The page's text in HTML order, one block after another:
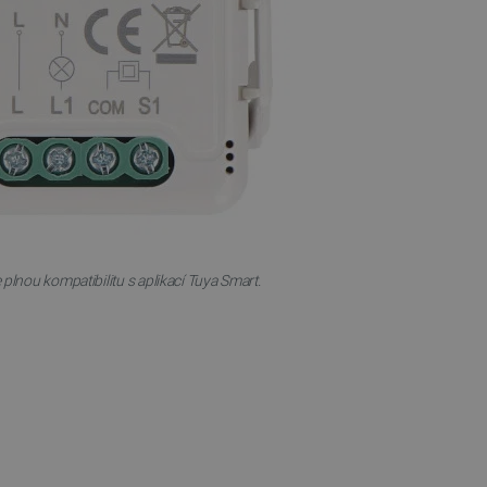
kompatibilitu s aplikací Tuya Smart.
s používáním
soulad se
kategorie souborů
PHP. Toto je univerzální
uživatelů. Obvykle se
být specifické pro
stavu uživatele
uživatelských údajů pro